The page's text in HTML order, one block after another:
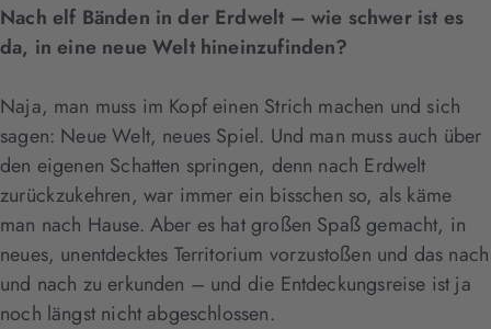
Nach elf Bänden in der Erdwelt – wie schwer ist es
da, in eine neue Welt hineinzufinden?
Naja, man muss im Kopf einen Strich machen und sich
sagen: Neue Welt, neues Spiel. Und man muss auch über
den eigenen Schatten springen, denn nach Erdwelt
zurückzukehren, war immer ein bisschen so, als käme
man nach Hause. Aber es hat großen Spaß gemacht, in
neues, unentdecktes Territorium vorzustoßen und das nach
und nach zu erkunden – und die Entdeckungsreise ist ja
noch längst nicht abgeschlossen.